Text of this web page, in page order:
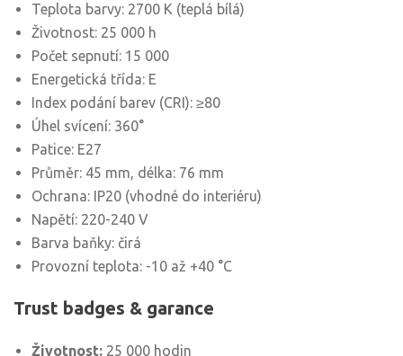
Teplota barvy: 2700 K (teplá bílá)
Životnost: 25 000 h
Počet sepnutí: 15 000
Energetická třída: E
Index podání barev (CRI): ≥80
Úhel svícení: 360°
Patice: E27
Průměr: 45 mm, délka: 76 mm
Ochrana: IP20 (vhodné do interiéru)
Napětí: 220-240 V
Barva baňky: čirá
Provozní teplota: -10 až +40 °C
Trust badges & garance
Životnost: 25 000 hodin